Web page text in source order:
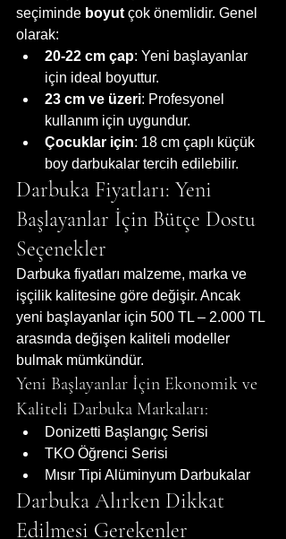
seçiminde boyut çok önemlidir. Genel
olarak:
20-22 cm çap: Yeni başlayanlar
için ideal boyuttur.
23 cm ve üzeri: Profesyonel
kullanım için uygundur.
Çocuklar için: 18 cm çaplı küçük
boy darbukalar tercih edilebilir.
Darbuka Fiyatları: Yeni
Başlayanlar İçin Bütçe Dostu
Seçenekler
Darbuka fiyatları malzeme, marka ve
işçilik kalitesine göre değişir. Ancak
yeni başlayanlar için 500 TL – 2.000 TL
arasında değişen kaliteli modeller
bulmak mümkündür.
Yeni Başlayanlar İçin Ekonomik ve
Kaliteli Darbuka Markaları:
Donizetti Başlangıç Serisi
TKO Öğrenci Serisi
Mısır Tipi Alüminyum Darbukalar
Darbuka Alırken Dikkat
Edilmesi Gerekenler